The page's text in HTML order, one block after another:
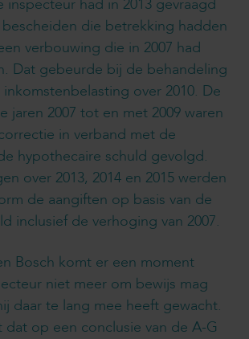
inspecteur had in 2013 gevraagd
die betrekking hadden
verbouwing die in 2007 had
Dat gebeurde bij de behandeling
over 2010. De
jaren 2007 tot en met 2009 waren
in verband met de
hypothecaire schuld gevolgd.
over 2013, 2014 en 2015 werden
de aangiften op basis van de
inclusief de verhoging van 2007.
Bosch komt er een moment
niet meer om bewijs mag
daar te lang mee heeft gewacht.
dat op een conclusie van de A-G